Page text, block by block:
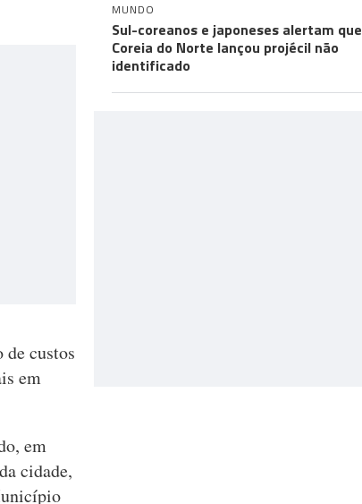
de custos
em
em
cidade,
MUNDO
Sul-coreanos e japoneses alertam que
Coreia do Norte lançou projécil não
identificado